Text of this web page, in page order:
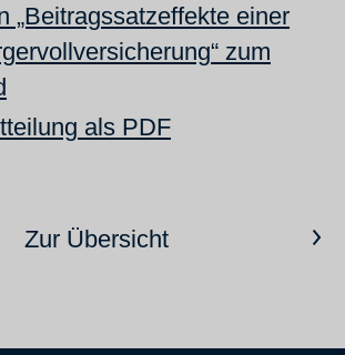
„Beitragssatzeffekte einer
zum
als PDF
Zur ÜbersichtNächster Artikel